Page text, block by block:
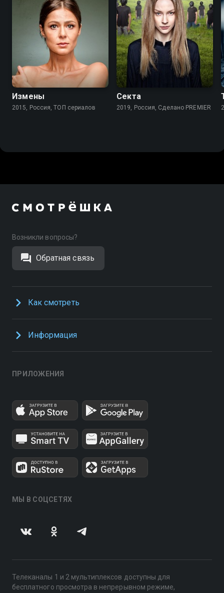
8.0 7.2
Измены
2015, Россия, ТОП сериалов
6.4 5.9
Секта
2019, Россия, Сделано PREMIER
Возникли вопросы?
Обратная связь
Как смотреть
Информация
ПРИЛОЖЕНИЯ
МЫ В СОЦСЕТЯХ
Телеканалы 1 и 2 мультиплексов доступны для
бесплатного просмотра в непрерывном режиме,